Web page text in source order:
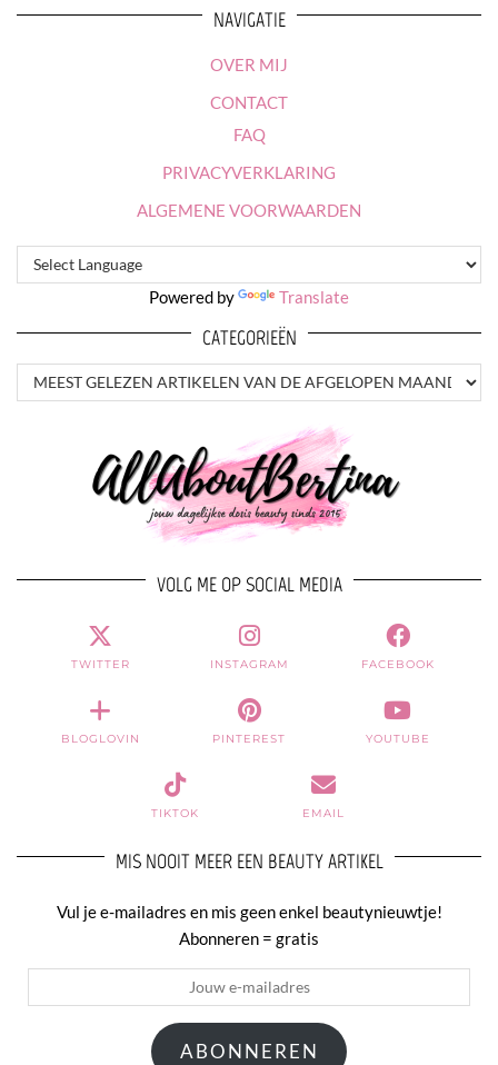
NAVIGATIE
OVER MIJ
CONTACT
FAQ
PRIVACYVERKLARING
ALGEMENE VOORWAARDEN
Powered by Translate
CATEGORIEËN
CATEGORIEËN
VOLG ME OP SOCIAL MEDIA
TWITTER INSTAGRAM FACEBOOK
BLOGLOVIN PINTEREST YOUTUBE
TIKTOK EMAIL
MIS NOOIT MEER EEN BEAUTY ARTIKEL
Vul je e-mailadres en mis geen enkel beautynieuwtje!
Abonneren = gratis
e-
ABONNEREN